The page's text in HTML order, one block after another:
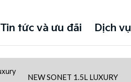
Tin tức và ưu đãi Dịch vụ
NEW SONET 1.5L LUXURY